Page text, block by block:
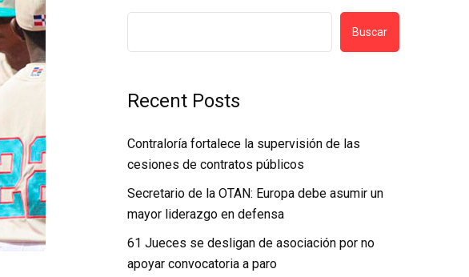
Buscar
Recent Posts
Contraloría fortalece la supervisión de las
cesiones de contratos públicos
Secretario de la OTAN: Europa debe asumir un
mayor liderazgo en defensa
61 Jueces se desligan de asociación por no
apoyar convocatoria a paro